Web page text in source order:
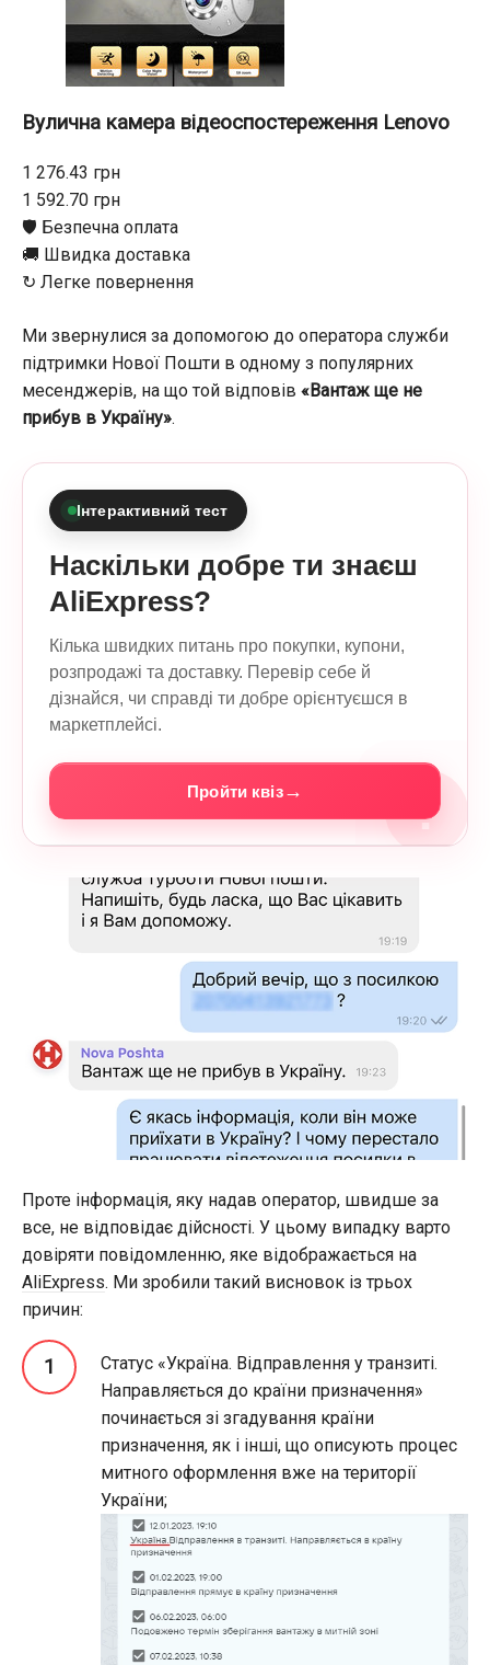
Вулична камера відеоспостереження Lenovo
1 276.43 грн
1 592.70 грн
🛡️ Безпечна оплата
🚚 Швидка доставка
↻ Легке повернення
Ми звернулися за допомогою до оператора служби
підтримки Нової Пошти в одному з популярних
месенджерів, на що той відповів «Вантаж ще не
прибув в Україну».
Інтерактивний тест
Наскільки добре ти знаєш
AliExpress?
Кілька швидких питань про покупки, купони,
розпродажі та доставку. Перевір себе й
дізнайся, чи справді ти добре орієнтуєшся в
маркетплейсі.
Пройти квіз→ ?
Проте інформація, яку надав оператор, швидше за
все, не відповідає дійсності. У цьому випадку варто
довіряти повідомленню, яке відображається на
AliExpress. Ми зробили такий висновок із трьох
причин:
Статус «Україна. Відправлення у транзиті.
Направляється до країни призначення»
починається зі згадування країни
призначення, як і інші, що описують процес
митного оформлення вже на території
України;